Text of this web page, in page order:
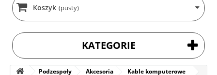
Koszyk (pusty)
KATEGORIE
Podzespoły Akcesoria
Kable komputerowe